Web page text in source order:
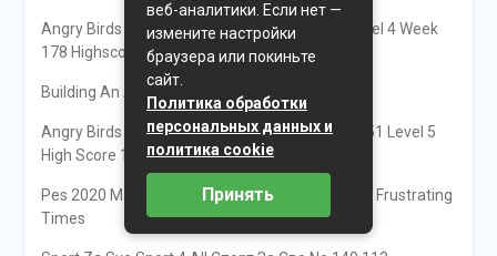
Angry Birds Friends Halloween Tournament Level 4 Week
178 Highscore
Building An Album Concept With Wilco
Angry Birds Friends Weekly Tournament Week 51 Level 5
High Score 132K No Power Up Facebook
Pes 2020 Manchester United Master League 43 Frustrating
Times
веб-аналитики. Если нет —
измените настройки
браузера или покиньте
сайт.
Политика обработки
персональных данных и
политика cookie
Принять